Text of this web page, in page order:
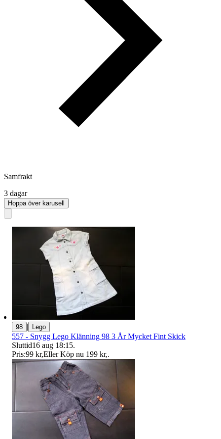
Samfrakt
3 dagar
Hoppa över karusell
98 | Lego
557 - Snygg Lego Klänning 98 3 År Mycket Fint Skick
Sluttid16 aug 18:15.
Pris:99 kr,Eller Köp nu 199 kr,.